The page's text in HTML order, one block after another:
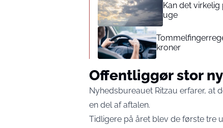
Kan det
uge
kroner
Offentliggør stor
Nyhedsbureauet Ritzau erfarer, at
en del af aftalen.
Tidligere på året blev de første tre